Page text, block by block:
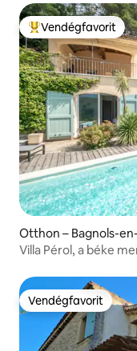
Kiemelt
Vendégfavorit
Otthon – Bagnols-
Villa Pérol, a béke
Vendégfavorit
Vendégfavorit